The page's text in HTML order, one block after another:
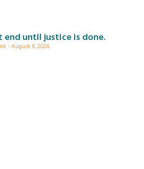
end until justice is done.
August 6, 2026